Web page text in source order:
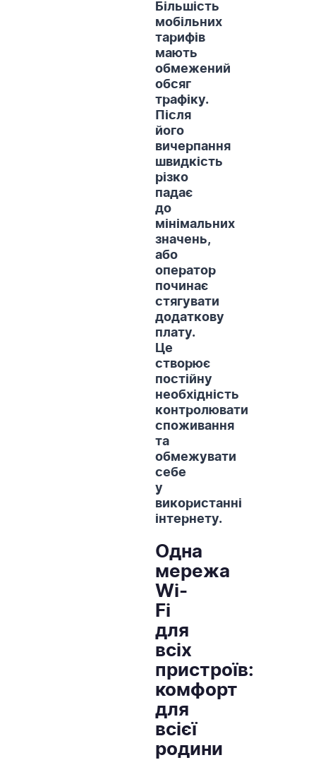
Більшість
мобільних
тарифів
мають
обмежений
обсяг
трафіку.
Після
його
вичерпання
швидкість
різко
падає
до
мінімальних
значень,
або
оператор
починає
стягувати
додаткову
плату.
Це
створює
постійну
необхідність
контролювати
споживання
та
обмежувати
себе
у
використанні
інтернету.
Одна
мережа
Wi-
Fi
для
всіх
пристроїв:
комфорт
для
всієї
родини